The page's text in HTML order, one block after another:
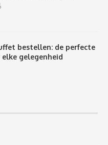
bestellen: de perfecte
gelegenheid